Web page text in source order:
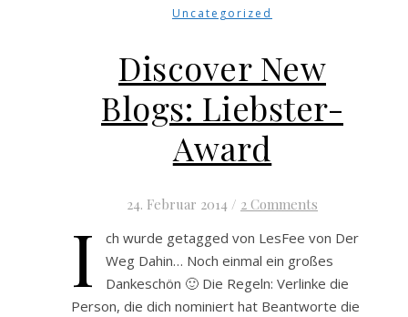
Uncategorized
Discover New
Blogs: Liebster-
Award
24. Februar 2014 / 2 Comments
I
ch wurde getagged von LesFee von Der
Weg Dahin… Noch einmal ein großes
Dankeschön 🙂 Die Regeln: Verlinke die
Person, die dich nominiert hat Beantworte die